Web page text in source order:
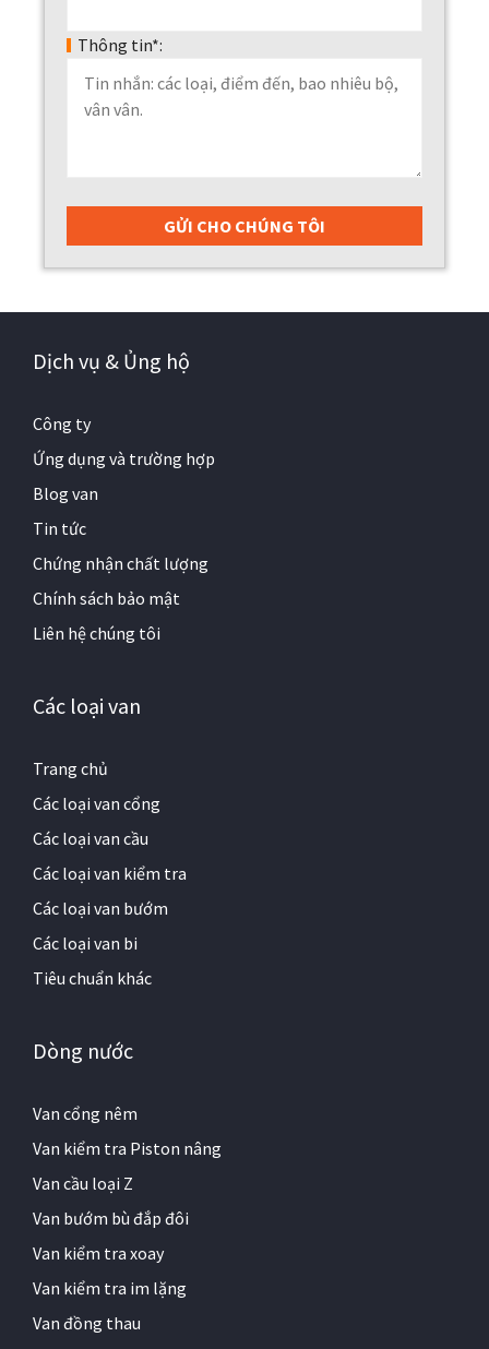
Thông tin*:
Dịch vụ & Ủng hộ
Công ty
Ứng dụng và trường hợp
Blog van
Tin tức
Chứng nhận chất lượng
Chính sách bảo mật
Liên hệ chúng tôi
Các loại van
Trang chủ
Các loại van cổng
Các loại van cầu
Các loại van kiểm tra
Các loại van bướm
Các loại van bi
Tiêu chuẩn khác
Dòng nước
Van cổng nêm
Van kiểm tra Piston nâng
Van cầu loại Z
Van bướm bù đắp đôi
Van kiểm tra xoay
Van kiểm tra im lặng
Van đồng thau